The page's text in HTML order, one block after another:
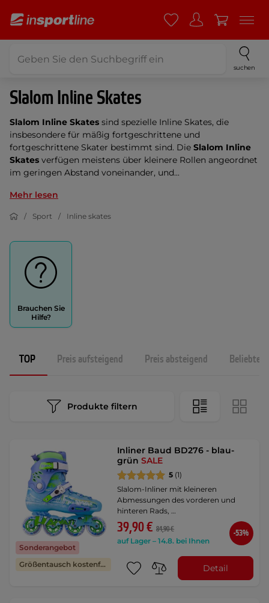
suchen
Slalom Inline Skates
Slalom Inline Skates sind spezielle Inline Skates, die
insbesondere für mäßig fortgeschrittene und
fortgeschrittene Skater bestimmt sind. Die Slalom Inline
Skates verfügen meistens über kleinere Rollen angeordnet
im geringen Abstand voneinander, und...
Mehr lesen
Sport Inline skates
Brauchen Sie
Hilfe?
TOP Preis aufsteigend Preis absteigend
Produkte filtern
Sonderangebot
Größentausch kostenfrei
Inliner Baud BD276 - blau-
grünSALE
5 (1)
Slalom-Inliner mit kleineren
Abmessungen des vorderen und
hinteren Rads, …
39,90 € 84,90 €
auf Lager – 14.8. bei Ihnen
-53%
Detail